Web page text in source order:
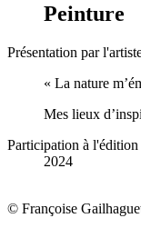
Peinture
Présentation par
« La nature
Mes lieux
Participation à l'édition
2024
© Françoise